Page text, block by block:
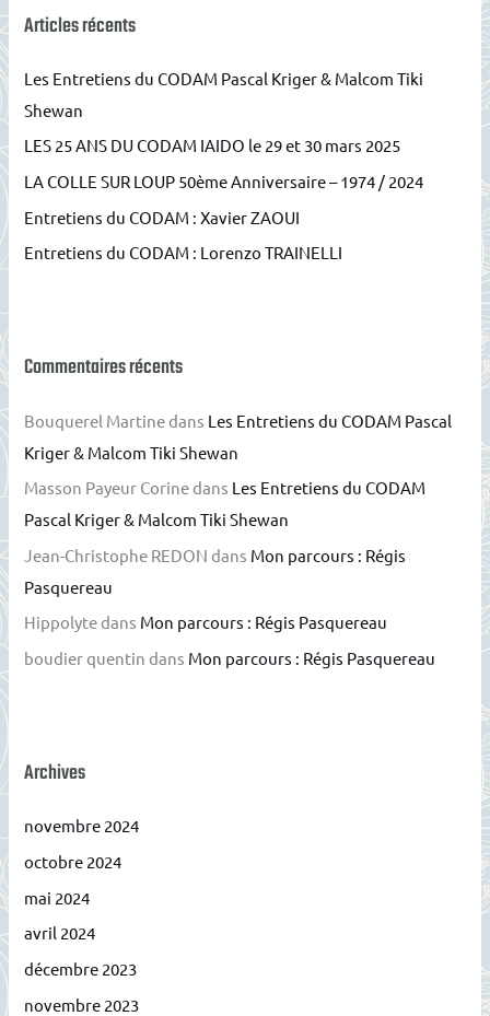
e
c
h
e
r
Articles récents
Les Entretiens du CODAM Pascal Kriger & Malcom Tiki
Shewan
LES 25 ANS DU CODAM IAIDO le 29 et 30 mars 2025
LA COLLE SUR LOUP 50ème Anniversaire – 1974 / 2024
Entretiens du CODAM : Xavier ZAOUI
Entretiens du CODAM : Lorenzo TRAINELLI
Commentaires récents
Bouquerel Martinedans Les Entretiens du CODAM Pascal
Kriger & Malcom Tiki Shewan
Masson Payeur Corinedans Les Entretiens du CODAM
Pascal Kriger & Malcom Tiki Shewan
Jean-Christophe REDON dans Mon parcours : Régis
Pasquereau
Hippolytedans Mon parcours : Régis Pasquereau
boudier quentin dans Mon parcours : Régis Pasquereau
Archives
novembre 2024
octobre 2024
mai 2024
avril 2024
décembre 2023
novembre 2023